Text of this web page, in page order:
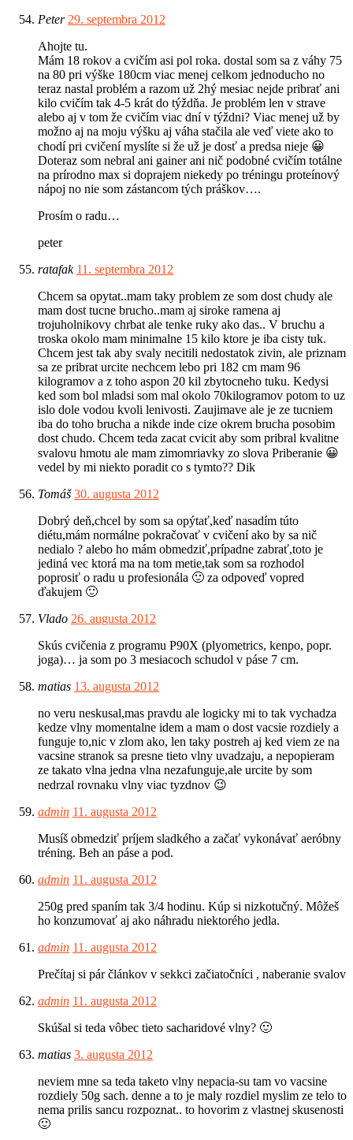
Peter 29. septembra 2012
Ahojte tu.
Mám 18 rokov a cvičím asi pol roka. dostal som sa z váhy 75
na 80 pri výške 180cm viac menej celkom jednoducho no
teraz nastal problém a razom už 2hý mesiac nejde pribrať ani
kilo cvičím tak 4-5 krát do týždňa. Je problém len v strave
alebo aj v tom že cvičím viac dní v týždni? Viac menej už by
možno aj na moju výšku aj váha stačila ale veď viete ako to
chodí pri cvičení myslíte si že už je dosť a predsa nieje 😀
Doteraz som nebral ani gainer ani nič podobné cvičím totálne
na prírodno max si doprajem niekedy po tréningu proteínový
nápoj no nie som zástancom tých práškov….
Prosím o radu…
peter
ratafak 11. septembra 2012
Chcem sa opytat..mam taky problem ze som dost chudy ale
mam dost tucne brucho..mam aj siroke ramena aj
trojuholnikovy chrbat ale tenke ruky ako das.. V bruchu a
troska okolo mam minimalne 15 kilo ktore je iba cisty tuk.
Chcem jest tak aby svaly necitili nedostatok zivin, ale priznam
sa ze pribrat urcite nechcem lebo pri 182 cm mam 96
kilogramov a z toho aspon 20 kil zbytocneho tuku. Kedysi
ked som bol mladsi som mal okolo 70kilogramov potom to uz
islo dole vodou kvoli lenivosti. Zaujimave ale je ze tucniem
iba do toho brucha a nikde inde cize okrem brucha posobim
dost chudo. Chcem teda zacat cvicit aby som pribral kvalitne
svalovu hmotu ale mam zimomriavky zo slova Priberanie 😀
vedel by mi niekto poradit co s tymto?? Dik
Tomáš 30. augusta 2012
Dobrý deň,chcel by som sa opýtať,keď nasadím túto
diétu,mám normálne pokračovať v cvičení ako by sa nič
nedialo ? alebo ho mám obmedziť,prípadne zabrať,toto je
jediná vec ktorá ma na tom metie,tak som sa rozhodol
poprosiť o radu u profesionála 🙂 za odpoveď vopred
ďakujem 🙂
Vlado 26. augusta 2012
Skús cvičenia z programu P90X (plyometrics, kenpo, popr.
joga)… ja som po 3 mesiacoch schudol v páse 7 cm.
matias 13. augusta 2012
no veru neskusal,mas pravdu ale logicky mi to tak vychadza
kedze vlny momentalne idem a mam o dost vacsie rozdiely a
funguje to,nic v zlom ako, len taky postreh aj ked viem ze na
vacsine stranok sa presne tieto vlny uvadzaju, a nepopieram
ze takato vlna jedna vlna nezafunguje,ale urcite by som
nedrzal rovnaku vlny viac tyzdnov 😉
admin 11. augusta 2012
Musíš obmedziť príjem sladkého a začať vykonávať aeróbny
tréning. Beh an páse a pod.
admin 11. augusta 2012
250g pred spaním tak 3/4 hodinu. Kúp si nizkotučný. Môžeš
ho konzumovať aj ako náhradu niektorého jedla.
admin 11. augusta 2012
Prečítaj si pár článkov v sekkci začiatočníci , naberanie svalov
admin 11. augusta 2012
Skúšal si teda vôbec tieto sacharidové vlny? 🙂
matias 3. augusta 2012
neviem mne sa teda taketo vlny nepacia-su tam vo vacsine
rozdiely 50g sach. denne a to je maly rozdiel myslim ze telo to
nema prilis sancu rozpoznat.. to hovorim z vlastnej skusenosti
🙂